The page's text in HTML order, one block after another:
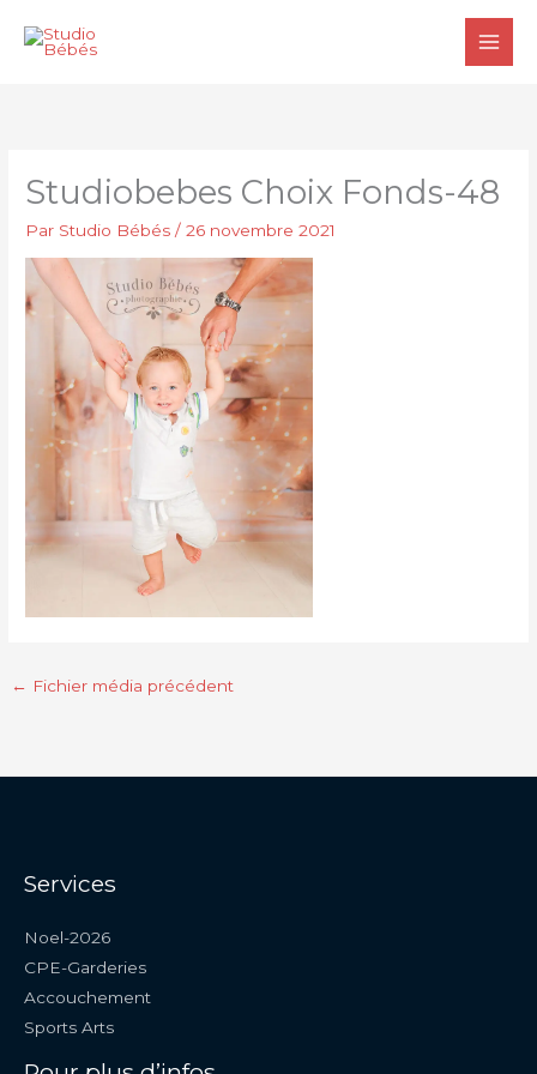
Studiobebes Choix Fonds-48
Par Studio Bébés/26 novembre 2021
← Fichier média précédent
Services
Noel-2026
CPE-Garderies
Accouchement
Sports Arts